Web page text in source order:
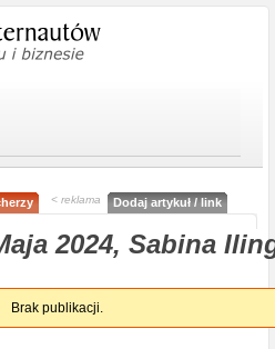
< reklama Dodaj artykuł / link
2024, Sabina
Brak publikacji.